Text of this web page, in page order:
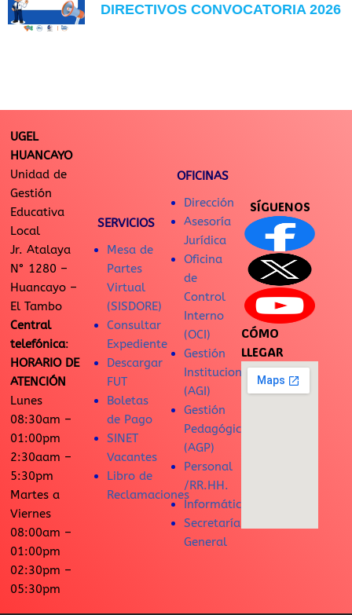
DIRECTIVOS CONVOCATORIA 2026
UGEL
HUANCAYO
Unidad de
Gestión
Educativa
Local
Jr. Atalaya
N° 1280 –
Huancayo –
El Tambo
Central
telefónica:
HORARIO DE
ATENCIÓN
Lunes
08:30am –
01:00pm
2:30aam –
5:30pm
Martes a
Viernes
08:00am –
01:00pm
02:30pm –
05:30pm
SERVICIOS
Mesa de
Partes
Virtual
(SISDORE)
Consultar
Expediente
Descargar
FUT
Boletas
de Pago
SINET
Vacantes
Libro de
Reclamaciones
OFICINAS
Dirección
Asesoría
Jurídica
Oficina
de
Control
Interno
(OCI)
Gestión
Institucional
(AGI)
Gestión
Pedagógica
(AGP)
Personal
/RR.HH.
Informática
Secretaría
General
SÍGUENOS
CÓMO
LLEGAR